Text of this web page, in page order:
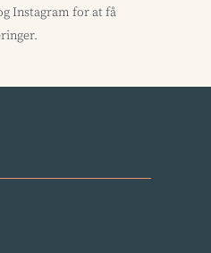
Instagram for at få